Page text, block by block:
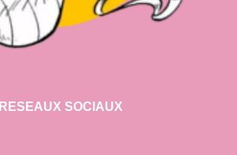
RESEAUX SOCIAUX